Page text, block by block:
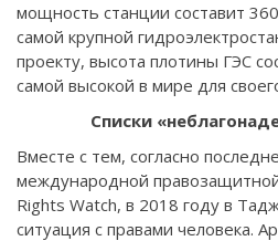
мощность станции составит
самой крупной
проекту, высота плотины ГЭС
самой высокой в мире для
Списки
Вместе с тем, согласно
международной
Rights Watch, в 2018 году в
ситуация с правами человека.